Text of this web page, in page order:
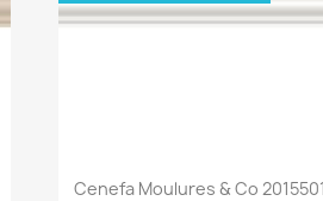
Vista rápida
Cenefa Moulures & Co